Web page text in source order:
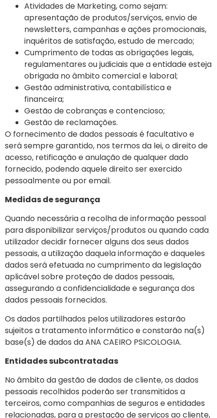
Atividades de Marketing, como sejam:
apresentação de produtos/serviços, envio de
newsletters, campanhas e ações promocionais,
inquéritos de satisfação, estudo de mercado;
Cumprimento de todas as obrigações legais,
regulamentares ou judiciais que a entidade esteja
obrigada no âmbito comercial e laboral;
Gestão administrativa, contabilística e
financeira;
Gestão de cobranças e contencioso;
Gestão de reclamações.
O fornecimento de dados pessoais é facultativo e
será sempre garantido, nos termos da lei, o direito de
acesso, retificação e anulação de qualquer dado
fornecido, podendo aquele direito ser exercido
pessoalmente ou por email.
Medidas de segurança
Quando necessária a recolha de informação pessoal
para disponibilizar serviços/produtos ou quando cada
utilizador decidir fornecer alguns dos seus dados
pessoais, a utilização daquela informação e daqueles
dados será efetuada no cumprimento da legislação
aplicável sobre proteção de dados pessoais,
assegurando a confidencialidade e segurança dos
dados pessoais fornecidos.
Os dados partilhados pelos utilizadores estarão
sujeitos a tratamento informático e constarão na(s)
base(s) de dados da ANA CAEIRO PSICOLOGIA.
Entidades subcontratadas
No âmbito da gestão de dados de cliente, os dados
pessoais recolhidos poderão ser transmitidos a
terceiros, como companhias de seguros e entidades
relacionadas, para a prestação de serviços ao cliente,